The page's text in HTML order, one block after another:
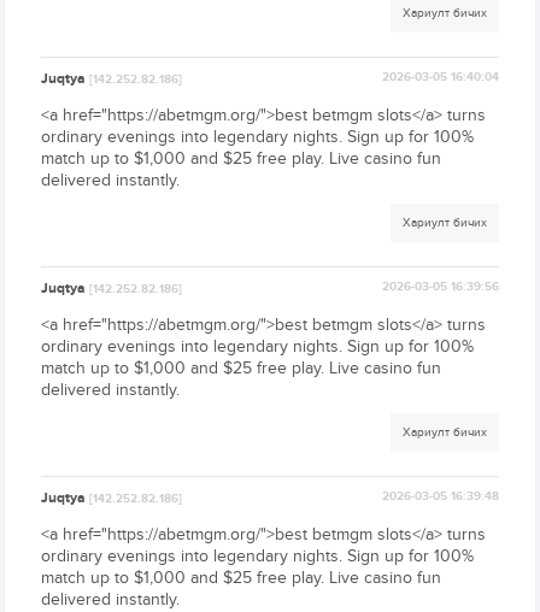
Хариулт бичих
Juqtya[142.252.82.186] 2026-03-05 16:40:04
<a href="https://abetmgm.org/">best betmgm slots</a> turns
ordinary evenings into legendary nights. Sign up for 100%
match up to $1,000 and $25 free play. Live casino fun
delivered instantly.
Хариулт бичих
Juqtya[142.252.82.186] 2026-03-05 16:39:56
<a href="https://abetmgm.org/">best betmgm slots</a> turns
ordinary evenings into legendary nights. Sign up for 100%
match up to $1,000 and $25 free play. Live casino fun
delivered instantly.
Хариулт бичих
Juqtya[142.252.82.186] 2026-03-05 16:39:48
<a href="https://abetmgm.org/">best betmgm slots</a> turns
ordinary evenings into legendary nights. Sign up for 100%
match up to $1,000 and $25 free play. Live casino fun
delivered instantly.